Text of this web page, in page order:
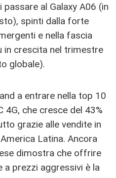
al Galaxy A06 (in
spinti dalla forte
e nella fascia
in crescita nel trimestre
globale).
a entrare nella top 10
4G, che cresce del 43%
grazie alle vendite in
Latina. Ancora
dimostra che offrire
prezzi aggressivi è la